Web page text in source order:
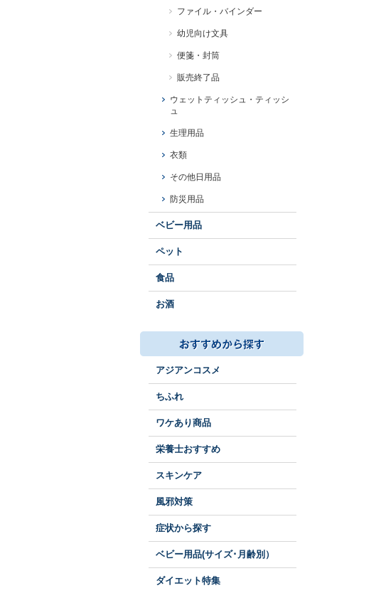
ファイル・バインダー
幼児向け文具
便箋・封筒
販売終了品
ウェットティッシュ・ティッシ
ュ
生理用品
衣類
その他日用品
防災用品
ベビー用品
ペット
食品
お酒
アジアンコスメ
ちふれ
ワケあり商品
栄養士おすすめ
スキンケア
風邪対策
症状から探す
ベビー用品(サイズ･月齢別）
ダイエット特集